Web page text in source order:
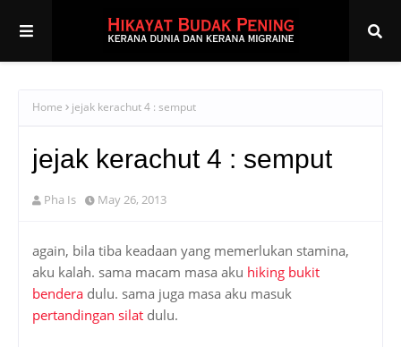
Home jejak kerachut 4 : semput
jejak kerachut 4 : semput
Pha Is May 26, 2013
again, bila tiba keadaan yang memerlukan stamina,
aku kalah. sama macam masa aku hiking bukit
bendera dulu. sama juga masa aku masuk
pertandingan silat dulu.